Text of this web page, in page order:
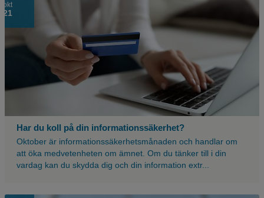
okt
21
Har du koll på din informationssäkerhet?
Oktober är informationssäkerhetsmånaden och handlar om
att öka medvetenheten om ämnet. Om du tänker till i din
vardag kan du skydda dig och din information extr...